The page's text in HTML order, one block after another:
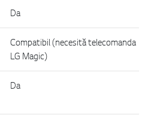
Da
Compatibil (necesită telecomanda
LG Magic)
Da